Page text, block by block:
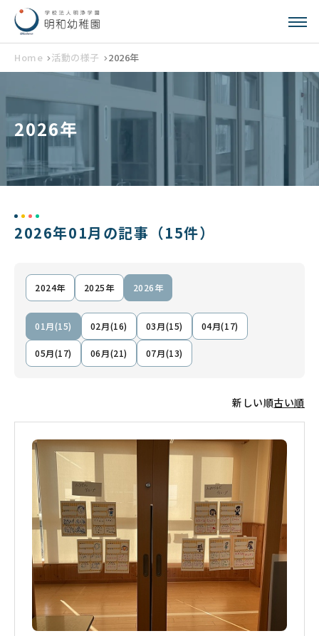
Home 活動の様子 2026年
2026年
2026年01月の記事 （15件）
2024年 2025年 2026年
01月(15) 02月(16) 03月(15) 04月(17)
05月(17) 06月(21) 07月(13)
新しい順古い順